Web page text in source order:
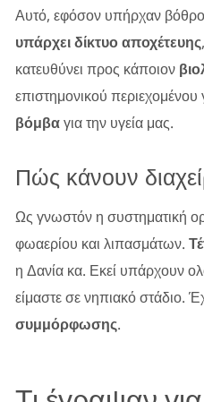
Αυτό, εφόσον υπήρχαν
υπάρχει δίκτυο αποχέτευης
κατευθύνει προς κάποιον
επιστημονικού
βόμβαγια την υγεία μας.
Πώς κάνουν
Ως γνωστόν η συστηματική
φωαερίου και λιπασμάτων.
η Δανία κα. Εκεί υπάρχουν
είμαστε σε νηπιακό στάδιο.
συμμόρφωσης.